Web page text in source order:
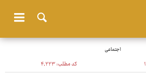
اجتماعی
کد مطلب:۴٬۲۲۳